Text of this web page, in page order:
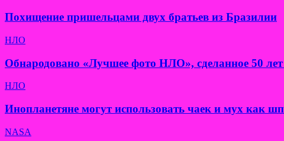
Похищение пришельцами двух братьев из Бразилии
НЛО
Обнародовано «Лучшее фото НЛО», сделанное 50 лет
НЛО
Инопланетяне могут использовать чаек и мух как
NASA